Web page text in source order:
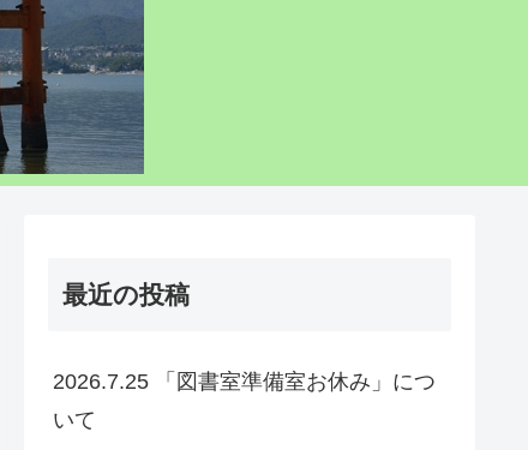
最近の投稿
2026.7.25 「図書室準備室お休み」につ
いて